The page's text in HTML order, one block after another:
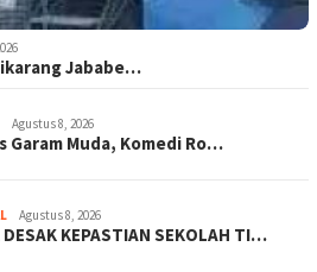
Jababe…
Agustus 8, 2026
Garam Muda, Komedi Ro…
Agustus 8, 2026
DESAK KEPASTIAN SEKOLAH TI…